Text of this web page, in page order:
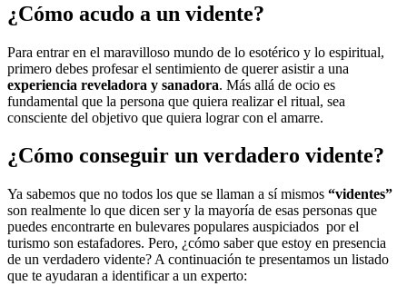
¿Cómo acudo a un vidente?
Para entrar en el maravilloso mundo de lo esotérico y lo espiritual,
primero debes profesar el sentimiento de querer asistir a una
experiencia reveladora y sanadora. Más allá de ocio es
fundamental que la persona que quiera realizar el ritual, sea
consciente del objetivo que quiera lograr con el amarre.
¿Cómo conseguir un verdadero vidente?
Ya sabemos que no todos los que se llaman a sí mismos “videntes”
son realmente lo que dicen ser y la mayoría de esas personas que
puedes encontrarte en bulevares populares auspiciados por el
turismo son estafadores. Pero, ¿cómo saber que estoy en presencia
de un verdadero vidente? A continuación te presentamos un listado
que te ayudaran a identificar a un experto: